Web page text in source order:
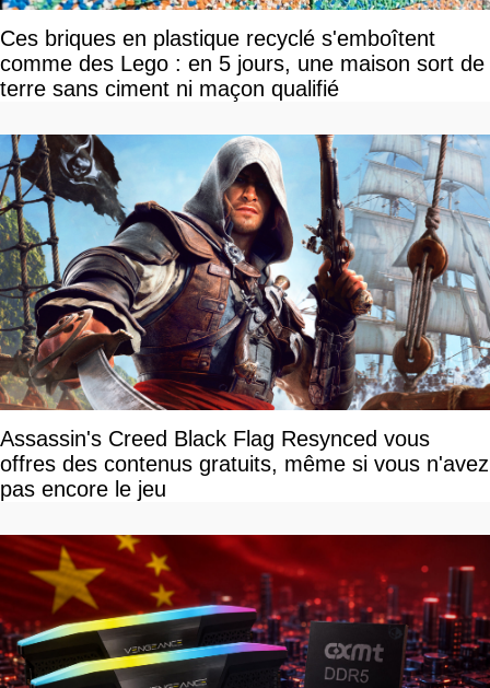
Ces briques en plastique recyclé s'emboîtent
comme des Lego : en 5 jours, une maison sort de
terre sans ciment ni maçon qualifié
Assassin's Creed Black Flag Resynced vous
offres des contenus gratuits, même si vous n'avez
pas encore le jeu